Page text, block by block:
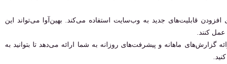
افزودن قابلیت‌های جدید به وب‌سایت استفاده می‌کند. بهین‌آوا می‌تواند این
کنند.
ماهانه و پیشرفت‌های روزانه به شما ارائه می‌دهد تا بتوانید به